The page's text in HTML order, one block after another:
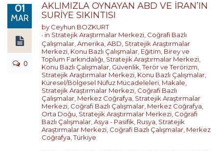
01
MAR
0
AKLIMIZLA OYNAYAN ABD VE İRAN’IN
SURİYE SIKINTISI
by Ceyhun BOZKURT
in Stratejik Araştırmalar Merkezi Coğrafi Bazlı
Çalışmalar Amerika ABD Stratejik Araştırmalar
Merkezi Konu Bazlı Çalışmalar Eğitim, Birey ve
Toplum Farkındalığı Stratejik Araştırmalar Merkezi
Konu Bazlı Çalışmalar Güvenlik, Terör ve Terörizm
Stratejik Araştırmalar Merkezi Konu Bazlı Çalışmalar
Küresel/Bölgesel Nüfuz Mücadeleleri Makale
Stratejik Araştırmalar Merkezi Coğrafi Bazlı
Çalışmalar Merkez Coğrafya Stratejik Araştırmalar
Merkezi Coğrafi Bazlı Çalışmalar Merkez Coğrafya
Orta Doğu Stratejik Araştırmalar Merkezi Coğrafi
Bazlı Çalışmalar Asya - Pasifik Rusya Stratejik
Araştırmalar Merkezi Coğrafi Bazlı Çalışmalar Merkez
Coğrafya ,Türkiye